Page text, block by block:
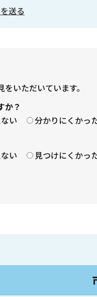
送る
いただいています。
か？
い
分かりにくかっ
い 見つけにくかっ